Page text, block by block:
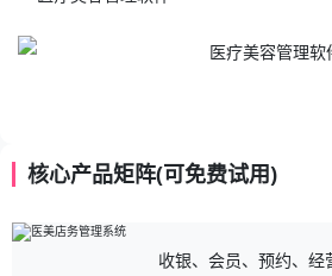
核心产品矩阵(可免费试用)
收银、会员、预约、经